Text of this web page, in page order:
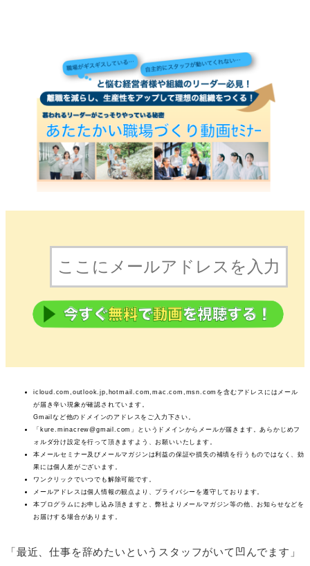
icloud.com,outlook.jp,hotmail.com,mac.com,msn.comを含むアドレスにはメール
が届き辛い現象が確認されています。
Gmailなど他のドメインのアドレスをご入力下さい。
「kure.minacrew@gmail.com」というドメインからメールが届きます。あらかじめフ
ォルダ分け設定を行って頂きますよう、お願いいたします。
本メールセミナー及びメールマガジンは利益の保証や損失の補填を行うものではなく、効
果には個人差がございます。
ワンクリックでいつでも解除可能です。
メールアドレスは個人情報の観点より、プライバシーを遵守しております。
本プログラムにお申し込み頂きますと、弊社よりメールマガジン等の他、お知らせなどを
お届けする場合があります。
「最近、仕事を辞めたいというスタッフがいて凹んでます」